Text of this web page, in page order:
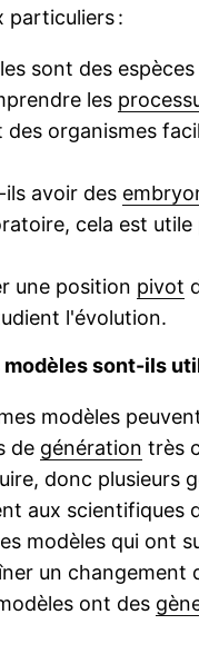
particuliers :
sont des
les
des organismes
avoir des
cela est
une position pivot
l'évolution.
sont-ils
modèles
de génération très
donc plusieurs
aux scientifiques
modèles qui ont
un changement
ont des